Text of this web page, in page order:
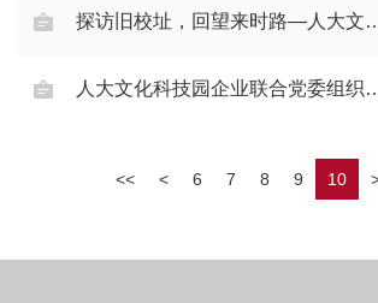
探访旧校址，回望来时路—人大文化科技园企业联合党委组织参观中国人民大学老校区
人大文化科技园企业联合党委组织观看爱国主义教育影片
<< < 6 7 8 9 10